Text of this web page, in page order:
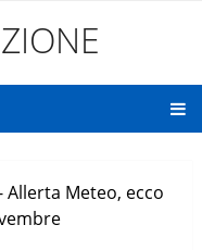
Allerta Meteo, ecco